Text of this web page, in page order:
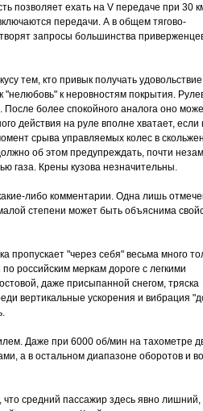
позволяет ехать на V передаче при 30
передачи. А в общем тягово-
запросы большинства
тем, кто привык получать
"нелюбовь" к неровностям покрытия.
После более спокойного аналога оно
действия на руле вполне хватает, если
срыва управляемых колес в
об этом предупреждать, почти
газа. Крены кузова незначительны.
либо комментарии. Одна лишь
степени может быть объяснима
пропускает "через себя" весьма много
российским меркам дороге с легкими
даже присыпанной снегом, тряска
вертикальные ускорения и вибрация
Даже при 6000 об/мин на тахометре
а в остальном диапазоне оборотов и
средний пассажир здесь явно лишний,